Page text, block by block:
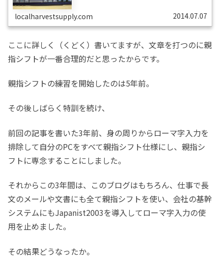
たしはこのとき「スピ...
localharvestsupply.com 2014.07.07
ここに詳しく（くどく）書いてますが、文章を打つのに親
指シフトが一番合理的だと思ったからです。
親指シフトの練習を開始したのは5年前。
その後しばらく特訓を続け、
前回の記事を書いた3年前、身の周りからローマ字入力を
排除して自分のPCをすべて親指シフト仕様にし、親指シ
フトに専念することにしました。
それからこの3年間は、このブログはもちろん、仕事で長
文のメールや文書にも全て親指シフトを使い、会社の基幹
システムにもJapanist2003を導入してローマ字入力の使
用を止めました。
その結果どうなったか。